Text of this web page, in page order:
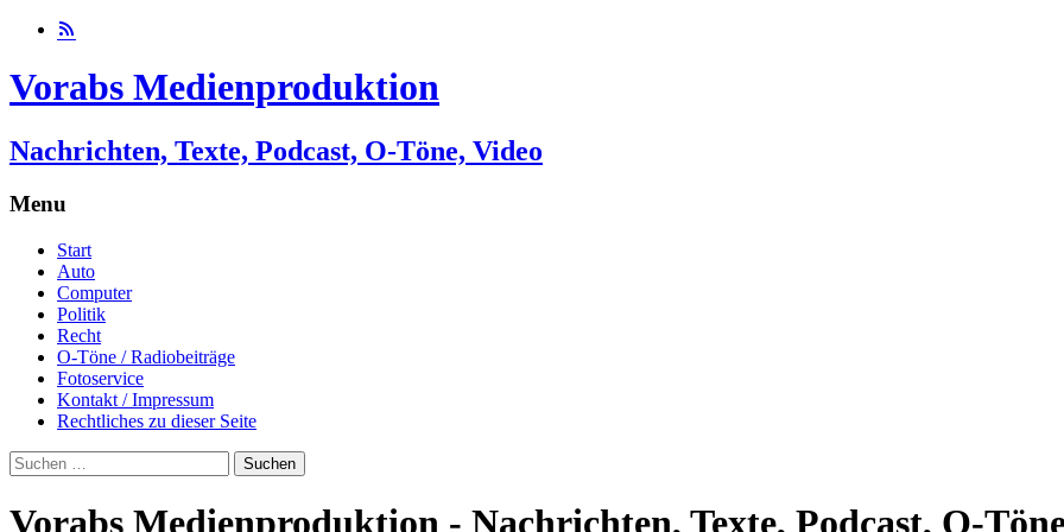
Vorabs Medienproduktion
Nachrichten, Texte, Podcast, O-Töne, Video
Menu
Skip
content
Start
Auto
Computer
Politik
Recht
O-Töne / Radiobeiträge
Fotoservice
Kontakt / Impressum
Rechtliches zu dieser Seite
Suchen
nach:
Vorabs Medienproduktion - Nachrichten, Texte, Podcast, O-